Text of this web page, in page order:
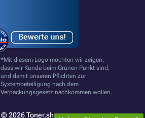
*Mit diesem Logo möchten wir zeigen,
dass wir Kunde beim Grünen Punkt sind,
und damit unseren Pflichten zur
Systembeteiligung nach dem
Verpackungsgesetz nachkommen wollen.
© 2026 Toner.shop